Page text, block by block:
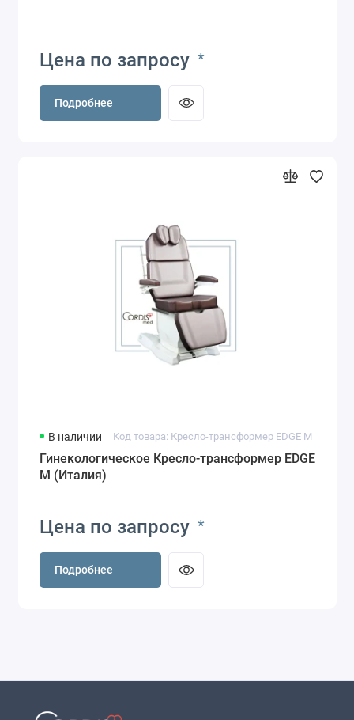
Цена по запросу *
Подробнее
В наличии Код товара: Кресло-трансформер EDGE M
Гинекологическое Кресло-трансформер EDGE
M (Италия)
Цена по запросу *
Подробнее